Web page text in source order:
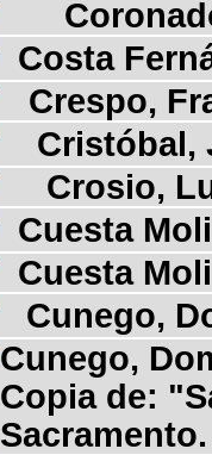
Costa
Crespo,
Cristóbal,
Crosio,
Cuesta
Cuesta
Cunego,
Cunego,
Copia de: